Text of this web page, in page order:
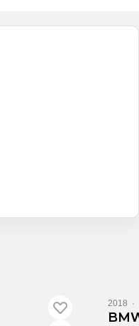
2018 ·